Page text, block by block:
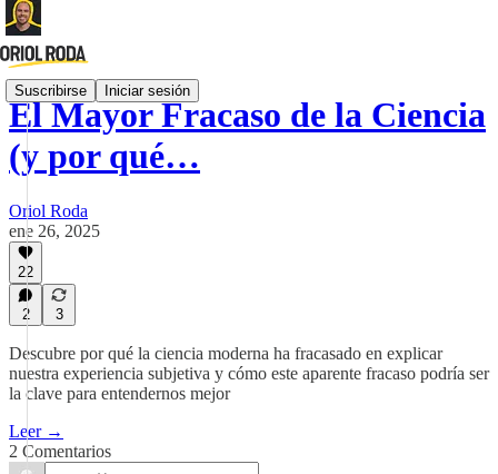
Suscribirse Iniciar sesión
El Mayor Fracaso de la Ciencia
(y por qué…
Oriol Roda
ene 26, 2025
22
2 3
Descubre por qué la ciencia moderna ha fracasado en explicar
nuestra experiencia subjetiva y cómo este aparente fracaso podría ser
la clave para entendernos mejor
Leer →
2 Comentarios